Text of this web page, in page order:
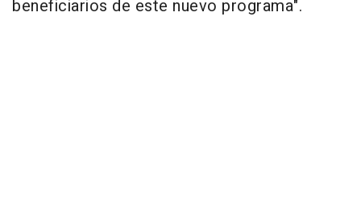
beneficiarios de este nuevo programa".